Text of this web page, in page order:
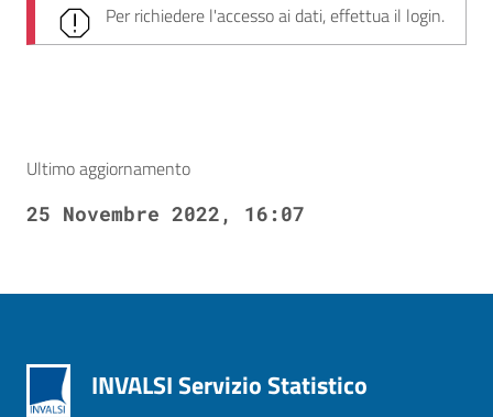
Per richiedere l'accesso ai dati, effettua il login.
Ultimo aggiornamento
25 Novembre 2022, 16:07
INVALSI Servizio Statistico